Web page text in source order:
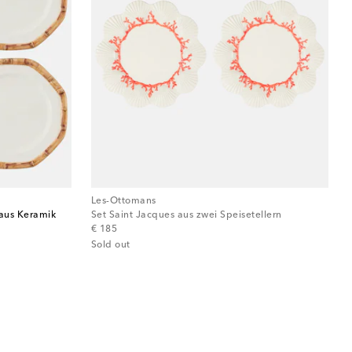
Keramik
Les-Ottomans
Set Saint Jacques aus zwei Speisetellern
€ 185
original price
Sold out